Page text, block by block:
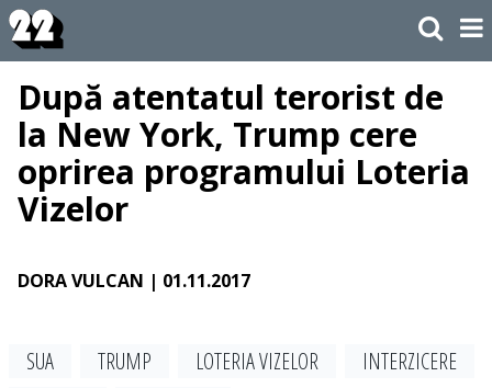
După atentatul terorist de
la New York, Trump cere
oprirea programului Loteria
Vizelor
DORA VULCAN | 01.11.2017
SUA TRUMP LOTERIA VIZELOR
INTERZICERE